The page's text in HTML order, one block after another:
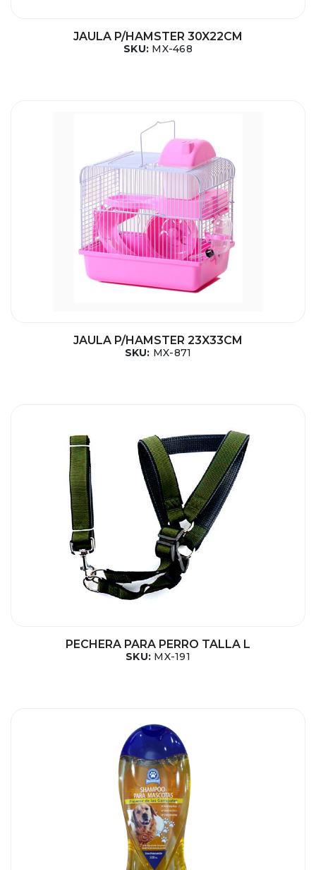
JAULA P/HAMSTER 30X22CM
SKU: MX-468
JAULA P/HAMSTER 23X33CM
SKU: MX-871
PECHERA PARA PERRO TALLA L
SKU: MX-191